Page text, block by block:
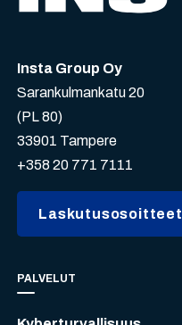
Insta Group Oy
Sarankulmankatu 20
(PL 80)
33901 Tampere
+358 20 771 7111
Laskutusosoitteet
PALVELUT